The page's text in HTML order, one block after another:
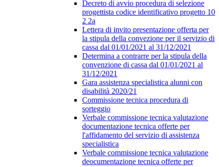
Decreto di avvio procedura di selezione
progettista codice identificativo progetto 10
2 2a
Lettera di invito presentazione offerta per
la stipula della convezione per il servizio di
cassa dal 01/01/2021 al 31/12/2021
Determina a contrarre per la stipula della
convenzione di cassa dal 01/01/2021 al
31/12/2021
Gara assistenza specialistica alunni con
disabilità 2020/21
Commissione tecnica procedura di
sorteggio
Verbale commissione tecnica valutazione
documentazione tecnica offerte per
l'affidamento del servizio di assistenza
specialistica
Verbale commissione tecnica valutazione
deocumentazione tecnica offerte per